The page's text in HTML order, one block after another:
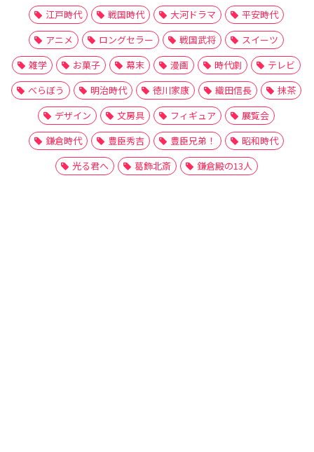
江戸時代 戦国時代 大河ドラマ
平安時代
アニメ
ロングセラー 戦国武将
スイーツ
雑学
お菓子 幕末 漫画 時代劇
テレビ
べらぼう
明治時代 徳川家康 織田信長
抹茶
デザイン
文房具 フィギュア
展覧会
鎌倉時代
豊臣秀吉 豊臣兄弟！
昭和時代
光る君へ
葛飾北斎 鎌倉殿の13人